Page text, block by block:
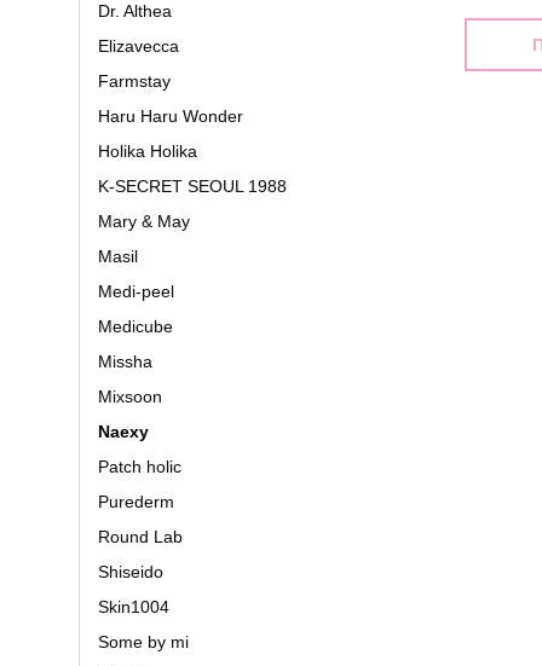
Dr. Althea
Elizavecca
Farmstay
Haru Haru Wonder
Holika Holika
K-SECRET SEOUL 1988
Mary & May
Masil
Medi-peel
Medicube
Missha
Mixsoon
Naexy
Patch holic
Purederm
Round Lab
Shiseido
Skin1004
Some by mi